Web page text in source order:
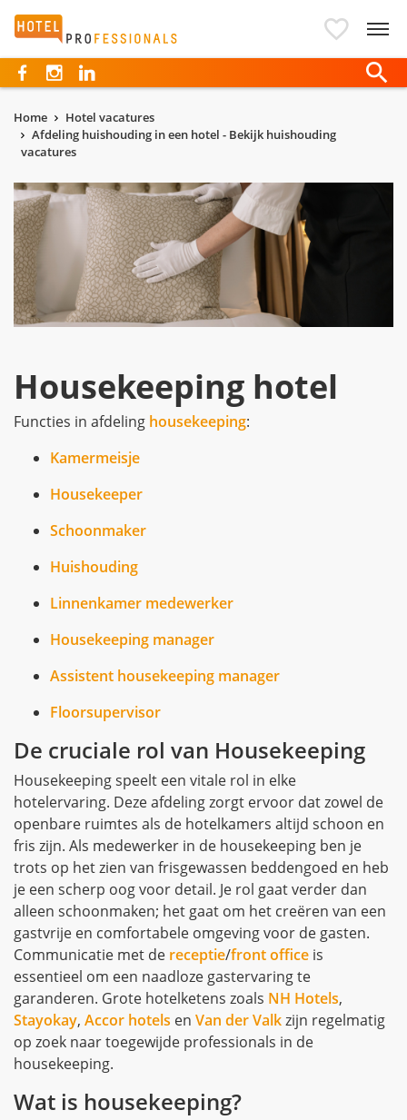
Hotelprofessionals
Home
Hotel vacatures
Afdeling huishouding in een hotel - Bekijk huishouding
vacatures
Housekeeping hotel
Functies in afdeling housekeeping:
Kamermeisje
Housekeeper
Schoonmaker
Huishouding
Linnenkamer medewerker
Housekeeping manager
Assistent housekeeping manager
Floorsupervisor
De cruciale rol van Housekeeping
Housekeeping speelt een vitale rol in elke
hotelervaring. Deze afdeling zorgt ervoor dat zowel de
openbare ruimtes als de hotelkamers altijd schoon en
fris zijn. Als medewerker in de housekeeping ben je
trots op het zien van frisgewassen beddengoed en heb
je een scherp oog voor detail. Je rol gaat verder dan
alleen schoonmaken; het gaat om het creëren van een
gastvrije en comfortabele omgeving voor de gasten.
Communicatie met de receptie/front office is
essentieel om een naadloze gastervaring te
garanderen. Grote hotelketens zoals NH Hotels,
Stayokay, Accor hotels en Van der Valkzijn regelmatig
op zoek naar toegewijde professionals in de
housekeeping.
Wat is housekeeping?